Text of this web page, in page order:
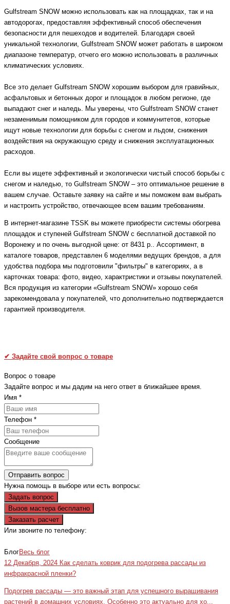
Gulfstream SNOW можно использовать как на площадках, так и на
автодорогах, предоставляя эффективный способ обеспечения
безопасности для пешеходов и водителей. Благодаря своей
уникальной технологии, Gulfstream SNOW может работать в широком
диапазоне температур, отчего его можно использовать в различных
климатических условиях.
Все это делает Gulfstream SNOW хорошим выбором для гравийных,
асфальтовых и бетонных дорог и площадок в любом регионе, где
выпадают снег и наледь. Мы уверены, что Gulfstream SNOW станет
незаменимым помощником для городов и коммунитетов, которые
ищут новые технологии для борьбы с снегом и льдом, снижения
воздействия на окружающую среду и снижения эксплуатационных
расходов.
Если вы ищете эффективный и экологически чистый способ борьбы с
снегом и наледью, то Gulfstream SNOW – это оптимальное решение в
вашем случае. Оставьте заявку на сайте и мы поможем вам выбрать
и настроить устройство, отвечающее всем вашим требованиям.
В интернет-магазине TSSK вы можете приобрести системы обогрева
площадок и ступеней Gulfstream SNOW с бесплатной доставкой по
Воронежу и по очень выгодной цене: от 8431 р.. Ассортимент, в
каталоге товаров, представлен 6 моделями ведущих брендов, а для
удобства подбора мы подготовили "фильтры" в категориях, а в
карточках товара: фото, видео, характристики и отзывы покупателей.
Вся продукция из категории «Gulfstream SNOW» хорошо себя
зарекомендовала у покупателей, что дополнительно подтверждается
гарантией производителя.
✔ Задайте свой вопрос о товаре
Вопрос о товаре
Задайте вопрос и мы дадим на него ответ в ближайшее время.
Имя *
Телефон *
Сообщение
Отправить вопрос
Нужна помощь в выборе или есть вопросы:
Задать вопрос
Вызов мастера бесплатно
Заказать расчет
Или звоните по телефону:
БлогВесь блог
12 Декабря, 2024 Как сделать коврик для подогрева рассады из
инфракрасной пленки?
Подогрев рассады — это важный этап для успешного выращивания
растений в домашних условиях. Особенно это актуально для хо...